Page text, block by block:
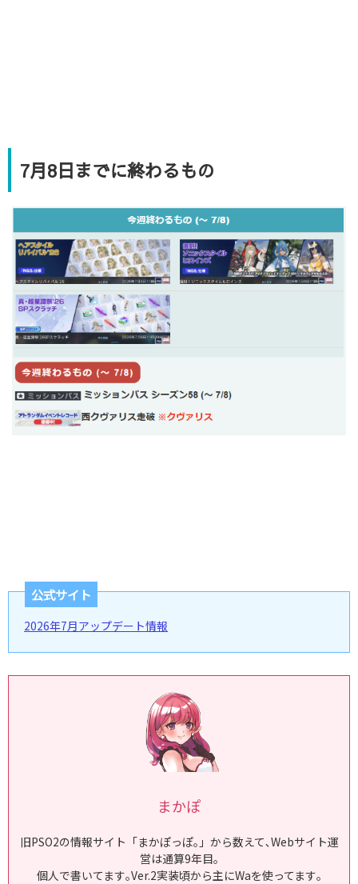
7月8日までに終わるもの
公式サイト
2026年7月アップデート情報
まかぽ
旧PSO2の情報サイト「まかぽっぽ｡」から数えて､Webサイト運
営は通算9年目｡
個人で書いてます｡Ver.2実装頃から主にWaを使ってます｡